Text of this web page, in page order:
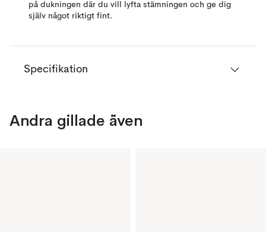
på dukningen där du vill lyfta stämningen och ge dig
själv något riktigt fint.
Specifikation
Andra gillade även